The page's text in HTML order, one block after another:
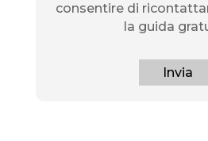
consentire di
la guida
Invia